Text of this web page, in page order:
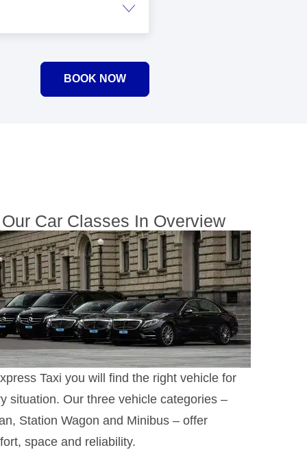
BOOK NOW
Our Car Classes In Overview
Taxi you will find the right vehicle for
situation. Our three vehicle categories –
Station Wagon and Minibus – offer
space and reliability.